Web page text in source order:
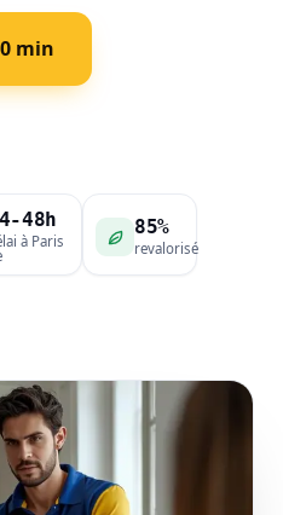
min
48h
à Paris
85%
revalorisé